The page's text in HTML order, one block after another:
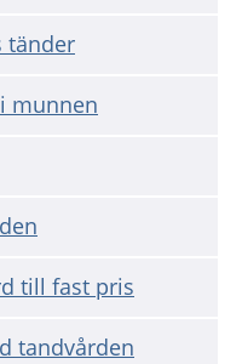
tänder
munnen
till fast pris
tandvården